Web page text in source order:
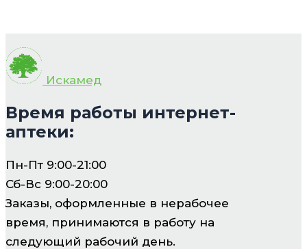
Искамед
Время работы интернет-
аптеки:
Пн-Пт 9:00-21:00
Сб-Вс 9:00-20:00
Заказы, оформленные в нерабочее
время, принимаются в работу на
следующий рабочий день.